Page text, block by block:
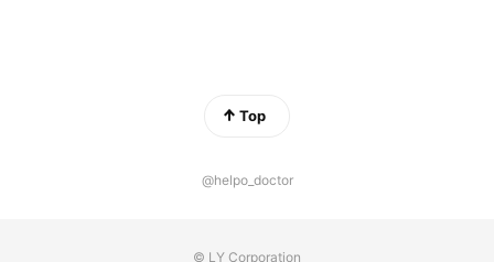
Top
@helpo_doctor
© LY Corporation